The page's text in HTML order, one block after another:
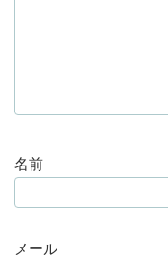
名前
メール